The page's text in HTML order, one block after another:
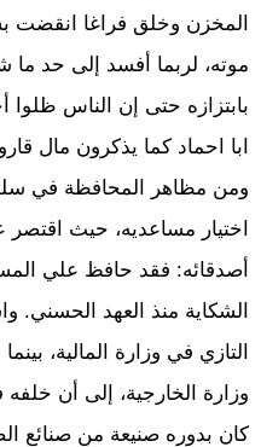
المخزن وخلق فراغا انقضت
موته، لربما أفسد إلى حد ما
بابتزازه حتى إن الناس ظلوا
ابا احماد كما يذكرون مال
ومن مظاهر المحافظة في
اختيار مساعديه، حيث
أصدقائه: فقد حافظ علي
الشكاية منذ العهد الحسني.
التازي في وزارة المالية،
وزارة الخارجية، إلى أن خلفه
كان بدوره صنيعة من صنائع